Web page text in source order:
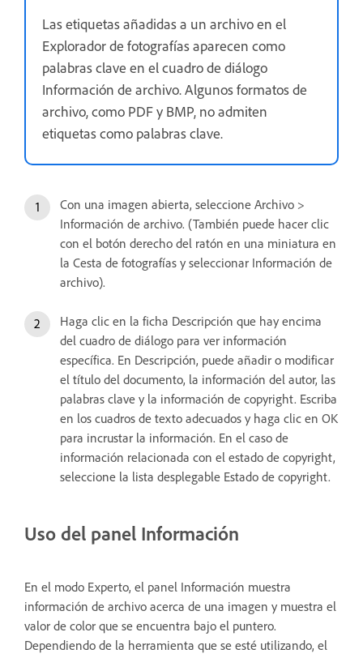
Las etiquetas añadidas a un archivo en el
Explorador de fotografías aparecen como
palabras clave en el cuadro de diálogo
Información de archivo. Algunos formatos de
archivo, como PDF y BMP, no admiten
etiquetas como palabras clave.
Con una imagen abierta, seleccione Archivo >
Información de archivo. (También puede hacer clic
con el botón derecho del ratón en una miniatura en
la Cesta de fotografías y seleccionar Información de
archivo).
Haga clic en la ficha Descripción que hay encima
del cuadro de diálogo para ver información
específica. En Descripción, puede añadir o modificar
el título del documento, la información del autor, las
palabras clave y la información de copyright. Escriba
en los cuadros de texto adecuados y haga clic en OK
para incrustar la información. En el caso de
información relacionada con el estado de copyright,
seleccione la lista desplegable Estado de copyright.
Uso del panel Información
En el modo Experto, el panel Información muestra
información de archivo acerca de una imagen y muestra el
valor de color que se encuentra bajo el puntero.
Dependiendo de la herramienta que se esté utilizando, el